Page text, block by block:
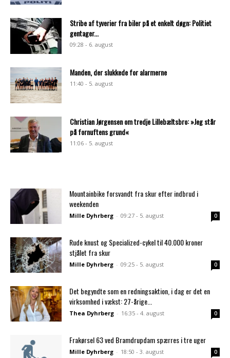
Stribe af tyverier fra biler på et enkelt døgn: Politiet
gentager...
09:28 - 6. august
Manden, der slukkede for alarmerne
11:40 - 5. august
Christian Jørgensen om tredje Lillebæltsbro: »Jeg står
på fornuftens grund«
11:06 - 5. august
Mountainbike forsvandt fra skur efter indbrud i
weekenden
Mille Dyhrberg - 09:27 - 5. august 0
Rude knust og Specialized-cykel til 40.000 kroner
stjålet fra skur
Mille Dyhrberg - 09:25 - 5. august 0
Det begyndte som en redningsaktion, i dag er det en
virksomhed i vækst: 27-årige...
Thea Dyhrberg - 16:35 - 4. august 0
Frakørsel 63 ved Bramdrupdam spærres i tre uger
Mille Dyhrberg - 18:50 - 3. august 0